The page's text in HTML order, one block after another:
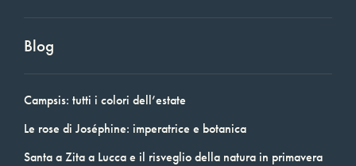
Blog
Campsis: tutti i colori dell’estate
Le rose di Joséphine: imperatrice e botanica
Santa a Zita a Lucca e il risveglio della natura in primavera